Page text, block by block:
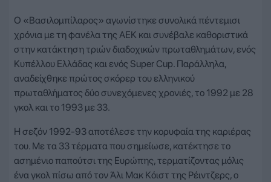
Ο «Βασιλομπίλαρος» αγωνίστηκε συνολικά πέντεμισι
χρόνια με τη φανέλα της ΑΕΚ και συνέβαλε καθοριστικά
στην κατάκτηση τριών διαδοχικών πρωταθλημάτων, ενός
Κυπέλλου Ελλάδας και ενός Super Cup. Παράλληλα,
αναδείχθηκε πρώτος σκόρερ του ελληνικού
πρωταθλήματος δύο συνεχόμενες χρονιές, το 1992 με 28
γκολ και το 1993 με 33.
Η σεζόν 1992-93 αποτέλεσε την κορυφαία της καριέρας
του. Με τα 33 τέρματα που σημείωσε, κατέκτησε το
ασημένιο παπούτσι της Ευρώπης, τερματίζοντας μόλις
ένα γκολ πίσω από τον Άλι Μακ Κόιστ της Ρέιντζερς, ο